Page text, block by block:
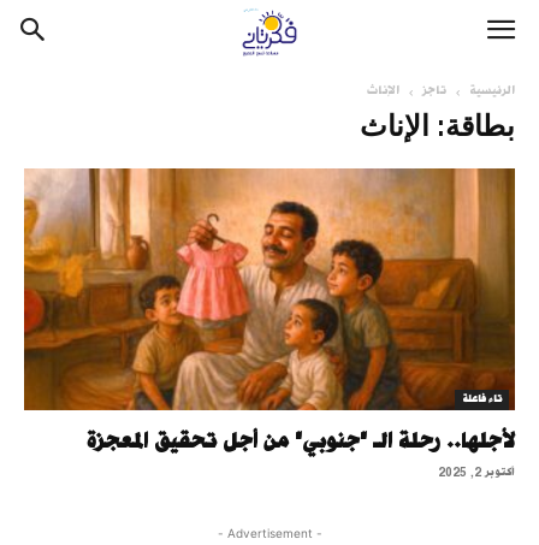
الرئيسية تاجز الإناث
بطاقة: الإناث
تاء فاعلة
لأجلها.. رحلة الـ "جنوبي" من أجل تحقيق المعجزة
أكتوبر 2, 2025
- Advertisement -